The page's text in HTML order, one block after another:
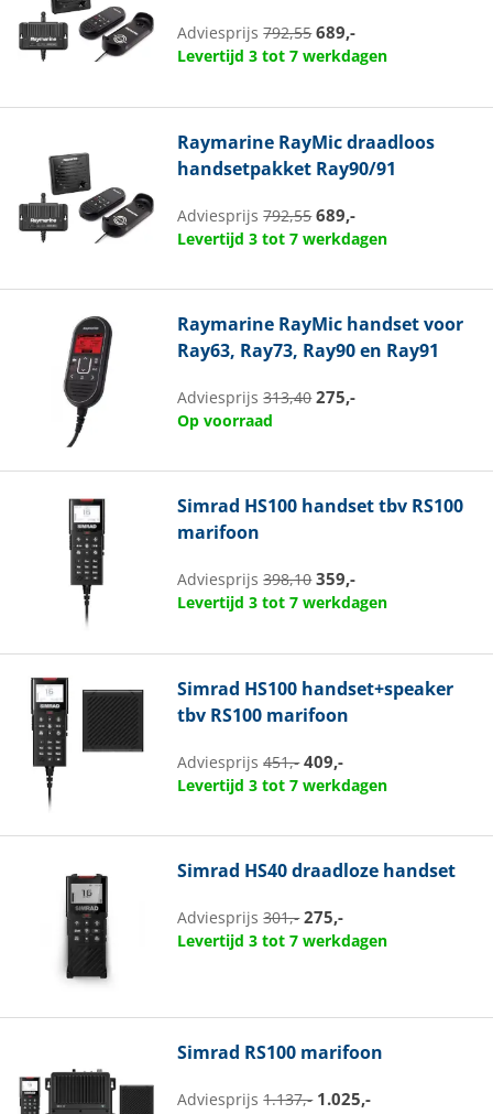
Adviesprijs792,55 689,-
Levertijd 3 tot 7 werkdagen
Raymarine RayMic draadloos
handsetpakket Ray90/91
Adviesprijs792,55 689,-
Levertijd 3 tot 7 werkdagen
Raymarine RayMic handset voor
Ray63, Ray73, Ray90 en Ray91
Adviesprijs313,40 275,-
Op voorraad
Simrad HS100 handset tbv RS100
marifoon
Adviesprijs398,10 359,-
Levertijd 3 tot 7 werkdagen
Simrad HS100 handset+speaker
tbv RS100 marifoon
Adviesprijs451,- 409,-
Levertijd 3 tot 7 werkdagen
Simrad HS40 draadloze handset
Adviesprijs301,- 275,-
Levertijd 3 tot 7 werkdagen
Simrad RS100 marifoon
Adviesprijs1.137,- 1.025,-